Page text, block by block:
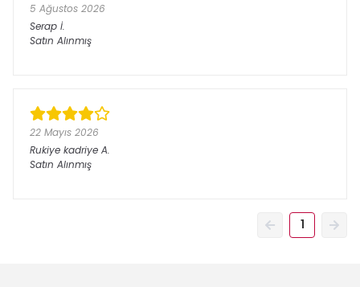
5 Ağustos 2026
Serap İ.
Satın Alınmış
22 Mayıs 2026
Rukiye kadriye A.
Satın Alınmış
1